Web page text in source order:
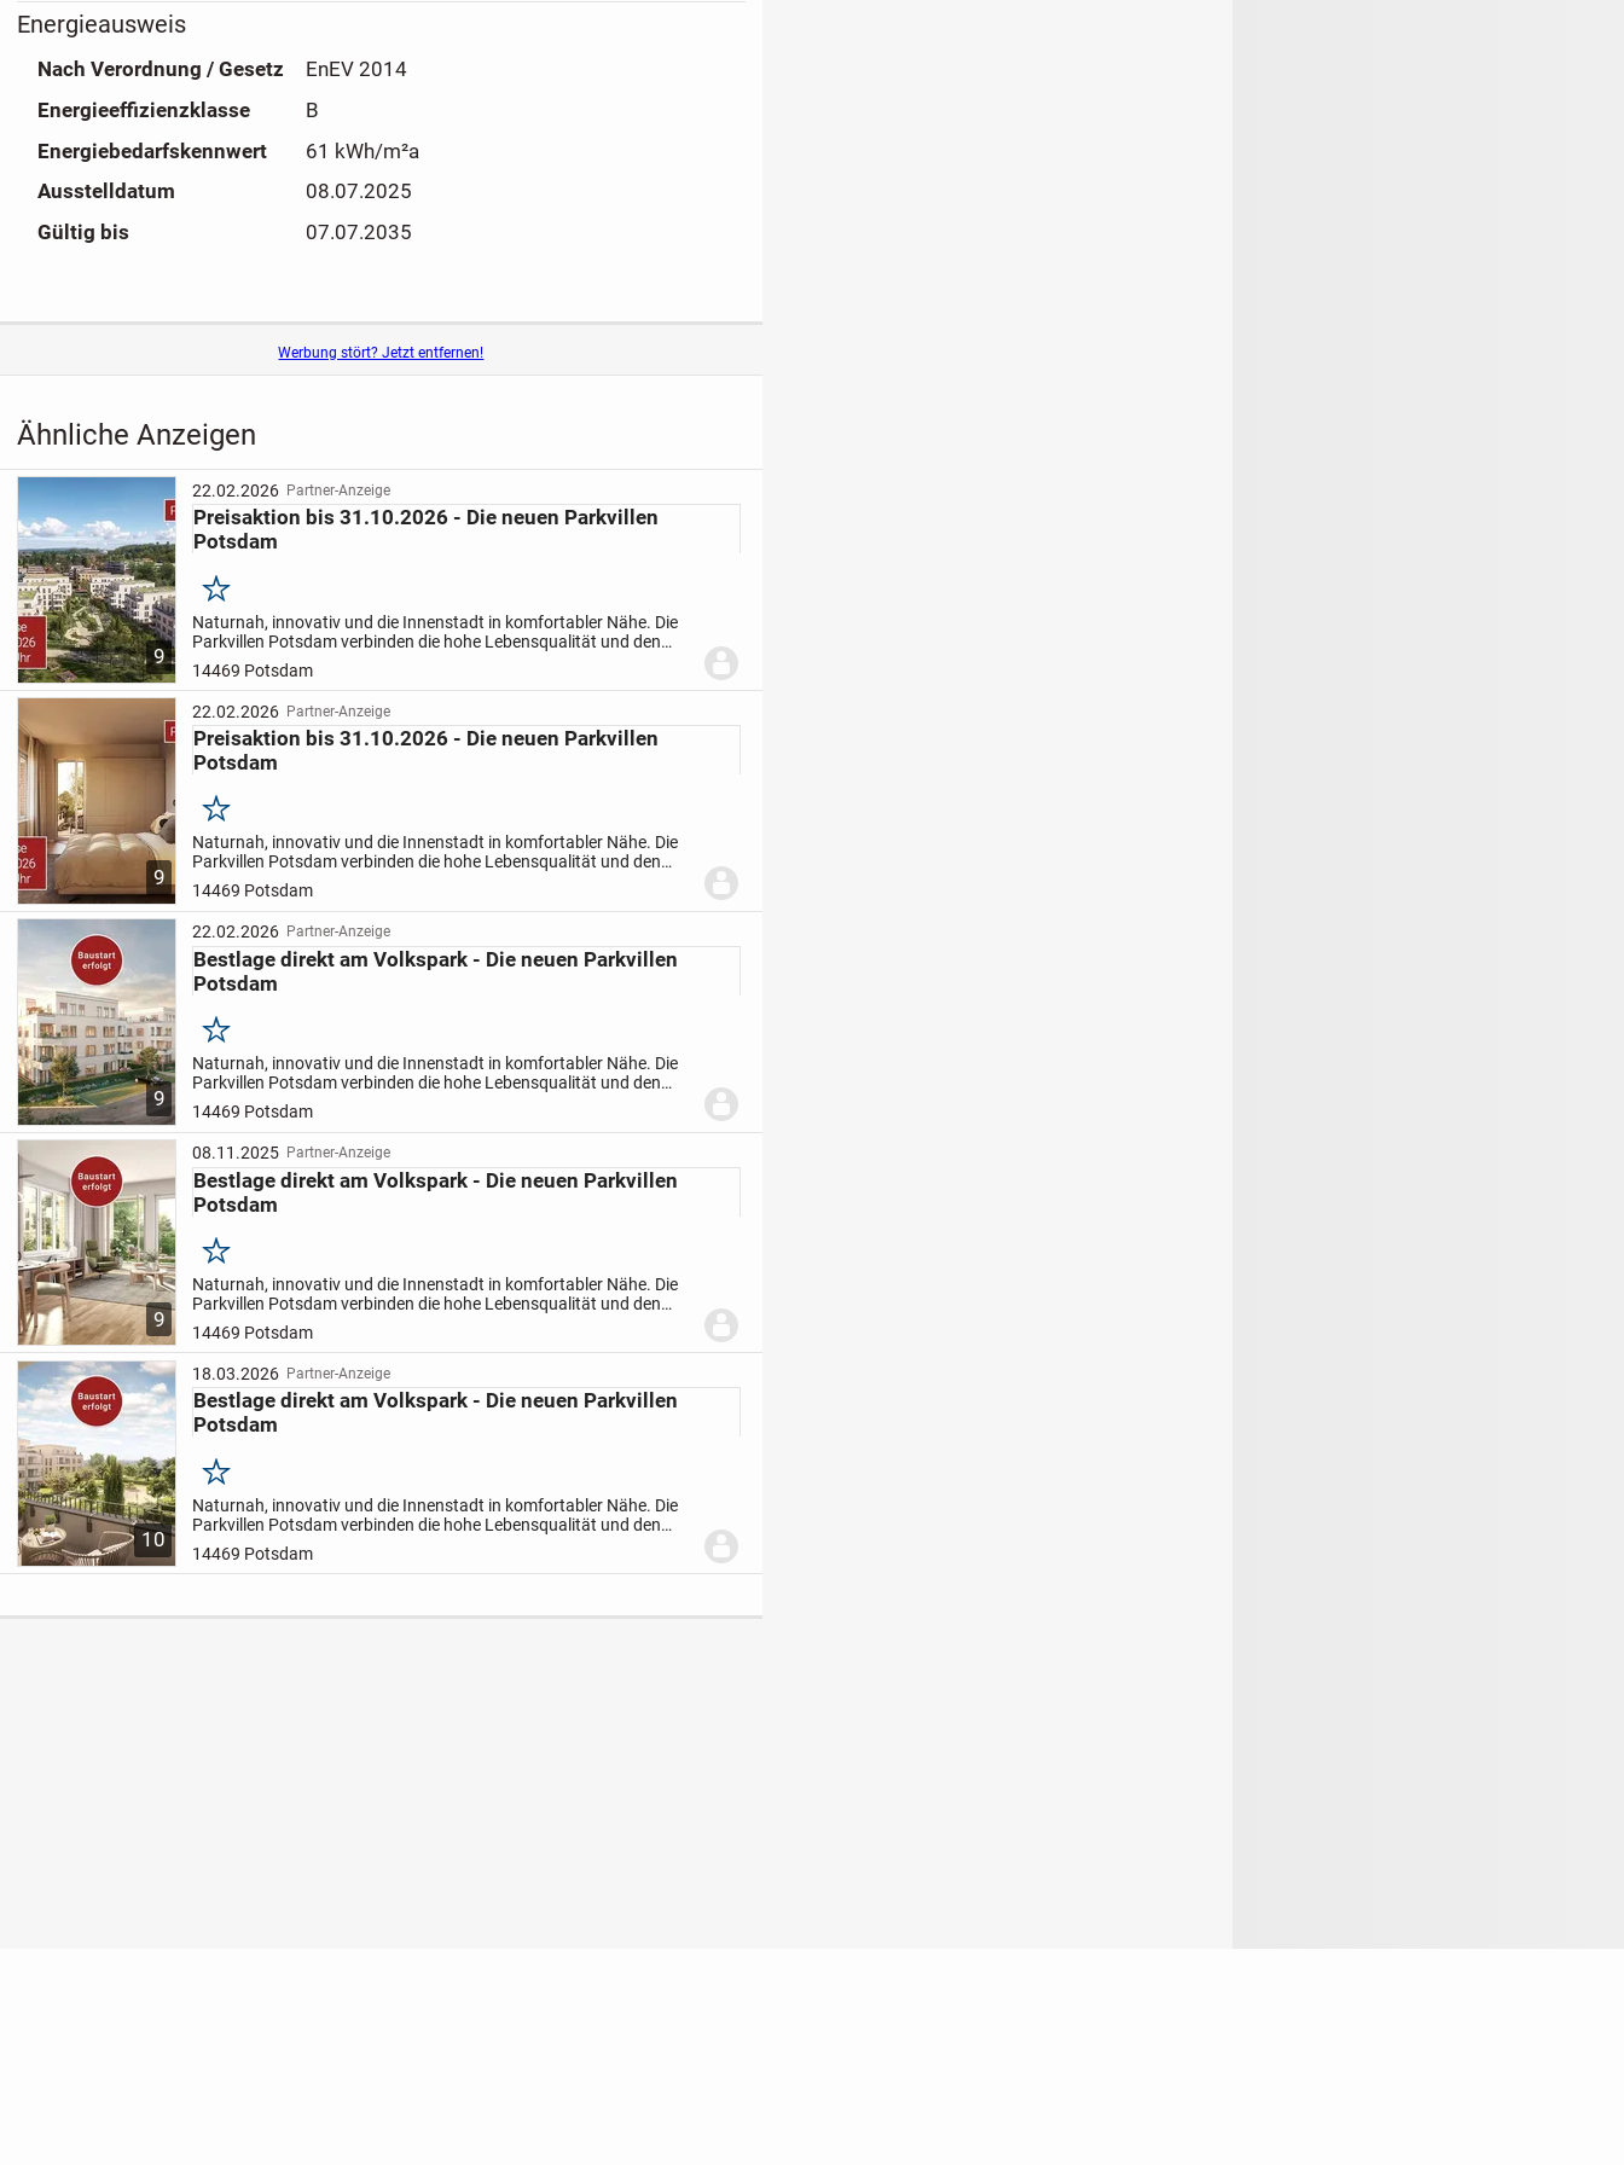
Energieausweis
Nach Verordnung / Gesetz
EnEV 2014
Energieeffizienzklasse
B
Energiebedarfskennwert
61 kWh/m²a
Ausstelldatum
08.07.2025
Gültig bis
07.07.2035
Werbung stört? Jetzt entfernen!
Ähnliche Anzeigen
9
22.02.2026 Partner-Anzeige
Preisaktion bis 31.10.2026 - Die neuen Parkvillen
Potsdam
Merken
Naturnah, innovativ und die Innenstadt in komfortabler Nähe. Die
Parkvillen Potsdam verbinden die hohe Lebensqualität und den
exquisiten Anspruch Potsdams mit der einzigartigen
Parklandschaft und...
14469 Potsdam
9
22.02.2026 Partner-Anzeige
Preisaktion bis 31.10.2026 - Die neuen Parkvillen
Potsdam
Merken
Naturnah, innovativ und die Innenstadt in komfortabler Nähe. Die
Parkvillen Potsdam verbinden die hohe Lebensqualität und den
exquisiten Anspruch Potsdams mit der einzigartigen
Parklandschaft und...
14469 Potsdam
9
22.02.2026 Partner-Anzeige
Bestlage direkt am Volkspark - Die neuen Parkvillen
Potsdam
Merken
Naturnah, innovativ und die Innenstadt in komfortabler Nähe. Die
Parkvillen Potsdam verbinden die hohe Lebensqualität und den
exquisiten Anspruch Potsdams mit der einzigartigen
Parklandschaft und...
14469 Potsdam
9
08.11.2025 Partner-Anzeige
Bestlage direkt am Volkspark - Die neuen Parkvillen
Potsdam
Merken
Naturnah, innovativ und die Innenstadt in komfortabler Nähe. Die
Parkvillen Potsdam verbinden die hohe Lebensqualität und den
exquisiten Anspruch Potsdams mit der einzigartigen
Parklandschaft und...
14469 Potsdam
10
18.03.2026 Partner-Anzeige
Bestlage direkt am Volkspark - Die neuen Parkvillen
Potsdam
Merken
Naturnah, innovativ und die Innenstadt in komfortabler Nähe. Die
Parkvillen Potsdam verbinden die hohe Lebensqualität und den
exquisiten Anspruch Potsdams mit der einzigartigen
Parklandschaft und...
14469 Potsdam